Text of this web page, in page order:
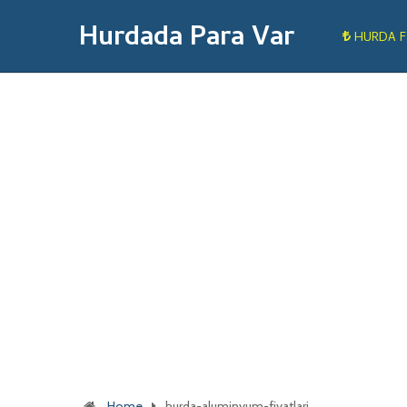
Hurdada Para Var HURDA